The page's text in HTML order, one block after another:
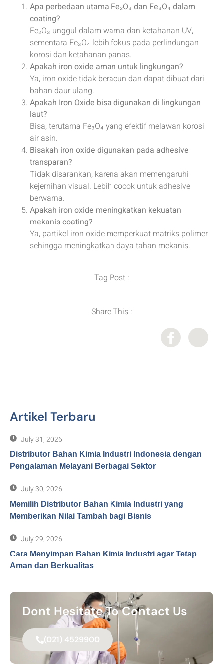
Apa perbedaan utama Fe₂O₃ dan Fe₃O₄ dalam
coating?
Fe₂O₃ unggul dalam warna dan ketahanan UV,
sementara Fe₃O₄ lebih fokus pada perlindungan
korosi dan ketahanan panas.
Apakah iron oxide aman untuk lingkungan?
Ya, iron oxide tidak beracun dan dapat dibuat dari
bahan daur ulang.
Apakah Iron Oxide bisa digunakan di lingkungan
laut?
Bisa, terutama Fe₃O₄ yang efektif melawan korosi
air asin.
Bisakah iron oxide digunakan pada adhesive
transparan?
Tidak disarankan, karena akan memengaruhi
kejernihan visual. Lebih cocok untuk adhesive
berwarna.
Apakah iron oxide meningkatkan kekuatan
mekanis coating?
Ya, partikel iron oxide memperkuat matriks polimer
sehingga meningkatkan daya tahan mekanis.
Tag Post :
Share This :
Artikel Terbaru
July 31, 2026
Distributor Bahan Kimia Industri Indonesia dengan
Pengalaman Melayani Berbagai Sektor
July 30, 2026
Memilih Distributor Bahan Kimia Industri yang
Memberikan Nilai Tambah bagi Bisnis
July 29, 2026
Cara Menyimpan Bahan Kimia Industri agar Tetap
Aman dan Berkualitas
Dont Hesitate To Contact Us
(021) 4529900